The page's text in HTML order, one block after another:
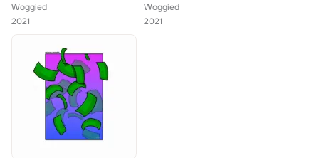
Woggied
2021
Woggied
2021